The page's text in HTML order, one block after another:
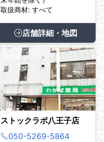
取扱商材: すべて
店舗詳細・地図
ストックラボ八王子店
050-5269-5864